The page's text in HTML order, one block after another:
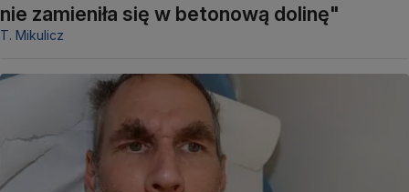
nie zamieniła się w betonową dolinę"
T. Mikulicz